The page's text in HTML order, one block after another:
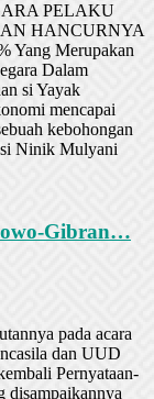
PELAKU
HANCURNYA
Yang Merupakan
Dalam
si Yayak
mencapai
kebohongan
si Ninik Mulyani
Gibran…
pada acara
dan UUD
Pernyataan-
disampaikannya